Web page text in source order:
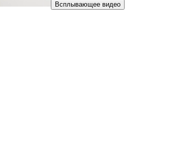
Всплывающее видео